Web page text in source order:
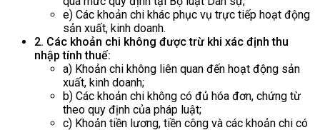
e) Các khoản chi khác phục vụ trực tiếp hoạt động
sản xuất, kinh doanh.
2. Các khoản chi không được trừ khi xác định thu
nhập tính thuế:
a) Khoản chi không liên quan đến hoạt động sản
xuất, kinh doanh;
b) Các khoản chi không có đủ hóa đơn, chứng từ
theo quy định của pháp luật;
c) Khoản tiền lương, tiền công và các khoản chi có